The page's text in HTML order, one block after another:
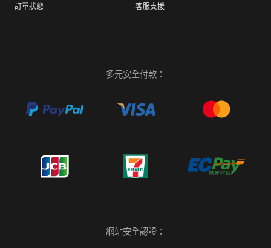
訂單狀態 客服支援
多元安全付款：
網站安全認證：